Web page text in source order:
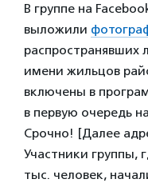
В группе на
выложили
распространявших
имени жильцов
включены в
в первую очередь
Срочно! [Далее
Участники группы,
тыс. человек,